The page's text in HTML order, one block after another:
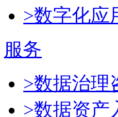
>数字化应
服务
>数据治理
>数据资产